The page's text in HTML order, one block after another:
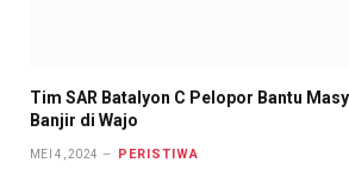
Tim SAR Batalyon C Pelopor Bantu
Banjir di Wajo
MEI 4, 2024 PERISTIWA